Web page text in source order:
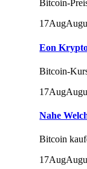
Bitcoin-
17Aug
Eon
Bitcoin-
17Aug
Nahe
Bitcoin
17Aug